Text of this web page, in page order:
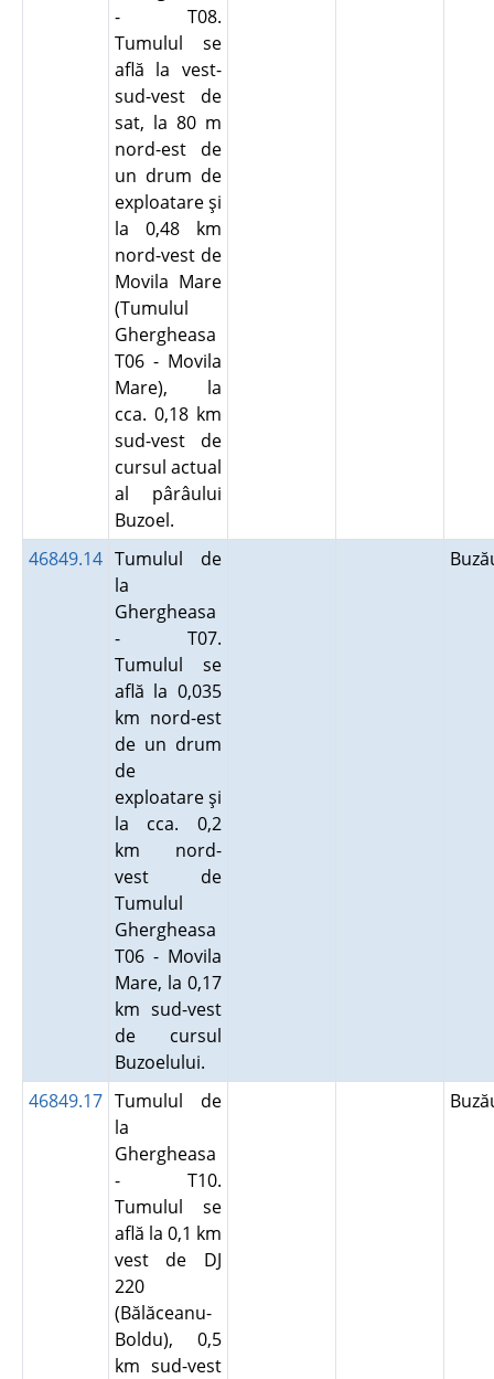
- T08.
Tumulul se
află la vest-
sud-vest de
sat, la 80 m
nord-est de
un drum de
exploatare şi
la 0,48 km
nord-vest de
Movila Mare
(Tumulul
Ghergheasa
T06 - Movila
Mare), la
cca. 0,18 km
sud-vest de
cursul actual
al pârâului
Buzoel.
46849.14 Tumulul de
la
Ghergheasa
- T07.
Tumulul se
află la 0,035
km nord-est
de un drum
de
exploatare şi
la cca. 0,2
km nord-
vest de
Tumulul
Ghergheasa
T06 - Movila
Mare, la 0,17
km sud-vest
de cursul
Buzoelului.
46849.17 Tumulul de
la
Ghergheasa
- T10.
Tumulul se
află la 0,1 km
vest de DJ
220
(Bălăceanu-
Boldu), 0,5
km sud-vest